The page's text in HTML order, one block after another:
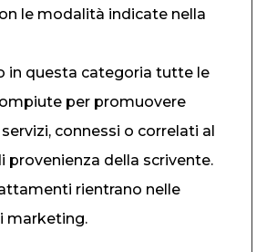
le modalità indicate nella
in questa categoria tutte le
per promuovere
connessi o correlati al
provenienza della scrivente.
rientrano nelle
marketing.